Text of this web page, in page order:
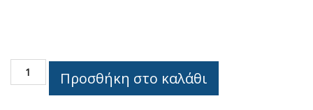
INOX
PANELS
Προσθήκη στο καλάθι